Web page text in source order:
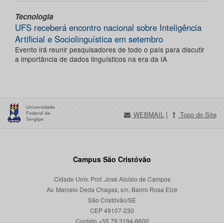
Tecnologia
UFS receberá encontro nacional sobre Inteligência
Artificial e Sociolinguística em setembro
Evento irá reunir pesquisadores de todo o país para discutir
a importância de dados linguísticos na era da IA
WEBMAIL | Topo do Site
Campus São Cristóvão
Cidade Univ. Prof. José Aloísio de Campos
Av. Marcelo Deda Chagas, s/n, Bairro Rosa Elze
São Cristóvão/SE
CEP 49107-230